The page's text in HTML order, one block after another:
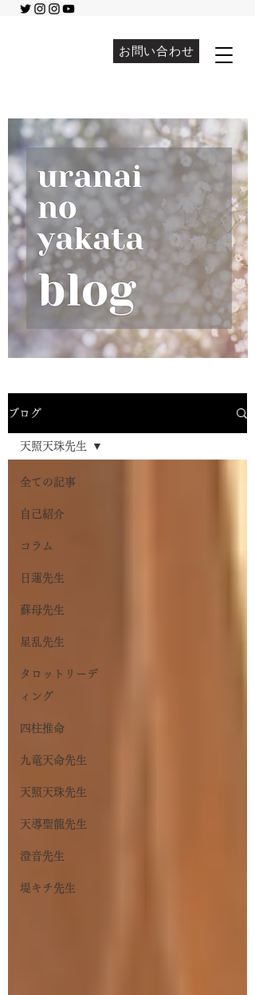
お問い合わせ
ブログ
全ての記事
自己紹介
コラム
日蓮先生
蘇母先生
星乱先生
タロットリーデ
ィング
四柱推命
九竜天命先生
天照天珠先生
天導聖龍先生
澄音先生
堤キチ先生
天照天珠先生